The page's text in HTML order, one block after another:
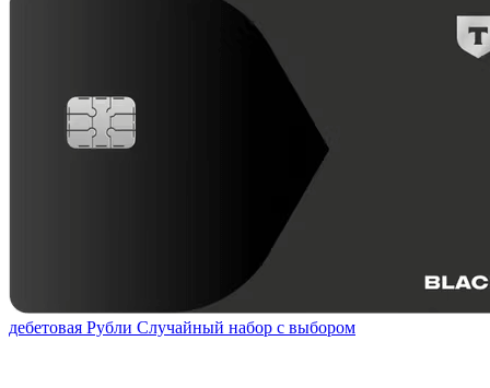
дебетовая Рубли Случайный набор с выбором